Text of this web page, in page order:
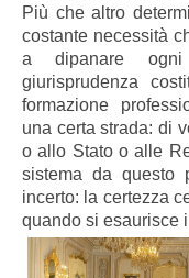
Più che altro
costante necessità
a dipanare
giurisprudenza
formazione
una certa strada: di
o allo Stato o alle
sistema da questo
incerto: la certezza
quando si esaurisce